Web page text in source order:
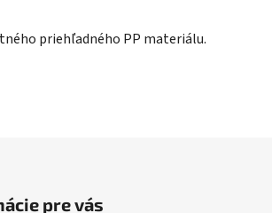
priehľadného PP materiálu.
pre vás